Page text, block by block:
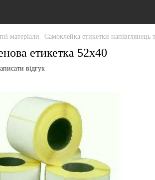
матеріали Самоклейка етикетки напівглянець
етикетка 52x40
відгук